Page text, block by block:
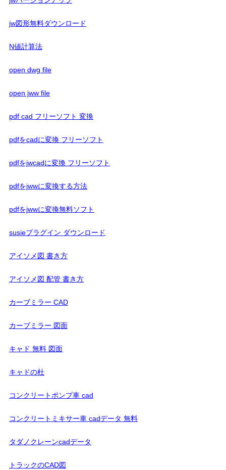
jw図形無料ダウンロード
N値計算法
open dwg file
open jww file
pdf cad フリーソフト 変換
pdfをcadに変換 フリーソフト
pdfをjwcadに変換 フリーソフト
pdfをjwwに変換する方法
pdfをjwwに変換無料ソフト
susieプラグイン ダウンロード
アイソメ図 書き方
アイソメ図 配管 書き方
カーブミラー CAD
カーブミラー 図面
キャド 無料 図面
キャドの杜
コンクリートポンプ車 cad
コンクリートミキサー車 cadデータ 無料
タダノクレーンcadデータ
トラックのCAD図